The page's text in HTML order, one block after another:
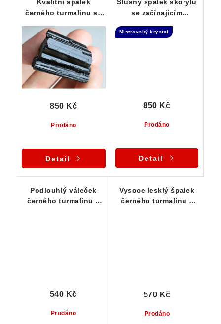
Kvalitní špalek
černého turmalínu se
Prodáno
850 Kč
Detail
Slušný špalek skorylu
se začínajícím
Mistrovský krystal
Prodáno
850 Kč
Detail
Podlouhlý váleček
černého turmalínu s
Prodáno
540 Kč
Vysoce lesklý špalek
černého turmalínu s
Prodáno
570 Kč